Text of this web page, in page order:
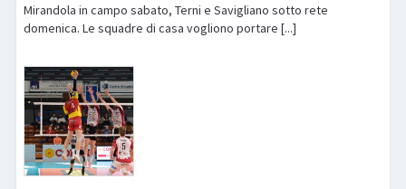
Mirandola in campo sabato, Terni e Savigliano sotto rete
domenica. Le squadre di casa vogliono portare [...]